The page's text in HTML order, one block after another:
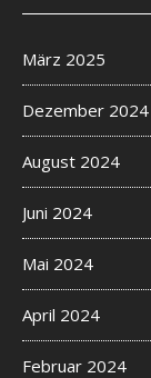
März 2025
Dezember 2024
August 2024
Juni 2024
Mai 2024
April 2024
Februar 2024